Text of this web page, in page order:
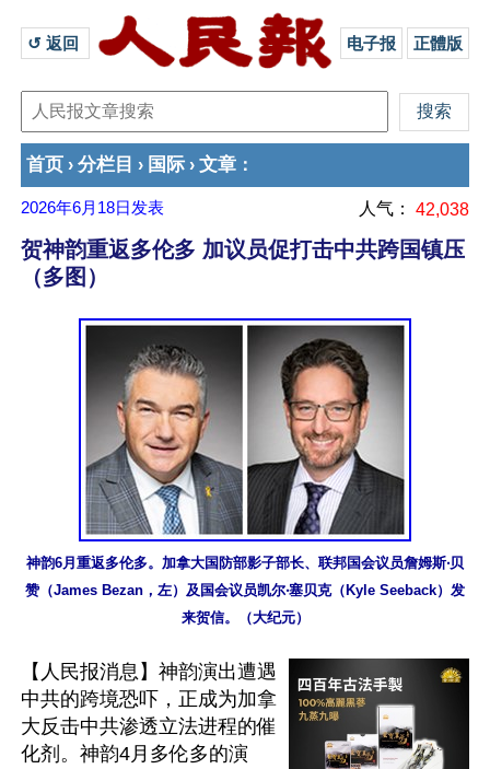
↺ 返回 电子报 正體版
首页 › 分栏目 › 国际 › 文章 ：
2026年6月18日 发表 人气： 42,038
贺神韵重返多伦多 加议员促打击中共跨国镇压
（多图）
神韵6月重返多伦多。加拿大国防部影子部长、联邦国会议员詹姆斯‧贝
赞（James Bezan，左）及国会议员凯尔‧塞贝克（Kyle Seeback）发
来贺信。（大纪元）
【人民报消息】神韵演出遭遇
中共的跨境恐吓，正成为加拿
大反击中共渗透立法进程的催
化剂。神韵4月多伦多的演